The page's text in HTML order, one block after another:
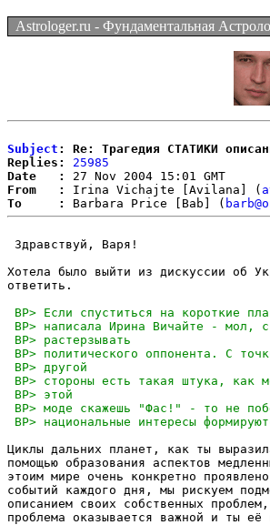
Astrologer.ru - Фундаментальная
Subject : Re: Трагедия СТАТИКИ
Replies:
25985
Date   :
From   :
Irina Vichajte [Avilana] (
To     :
Barbara Price [Bab] (
Здравствуй, Варя!
Хотела было выйти из дискуссии об
ответить.
Циклы дальних планет, как ты
помощью образования аспектов
этоим мире очень конкретно
событий каждого дня, мы рискуем
описанием своих собственных
проблема оказывается важной и ты её